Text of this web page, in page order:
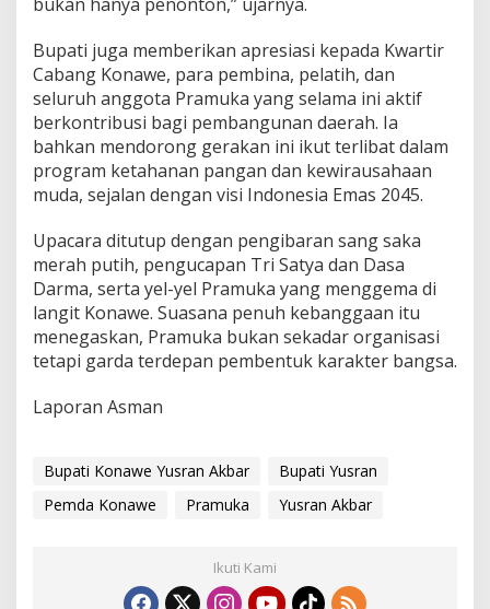
Bupati juga memberikan apresiasi kepada Kwartir
Cabang Konawe, para pembina, pelatih, dan
seluruh anggota Pramuka yang selama ini aktif
berkontribusi bagi pembangunan daerah. Ia
bahkan mendorong gerakan ini ikut terlibat dalam
program ketahanan pangan dan kewirausahaan
muda, sejalan dengan visi Indonesia Emas 2045.
Upacara ditutup dengan pengibaran sang saka
merah putih, pengucapan Tri Satya dan Dasa
Darma, serta yel-yel Pramuka yang menggema di
langit Konawe. Suasana penuh kebanggaan itu
menegaskan, Pramuka bukan sekadar organisasi
tetapi garda terdepan pembentuk karakter bangsa.
Laporan Asman
Bupati Konawe Yusran Akbar
Bupati Yusran
Pemda Konawe
Pramuka Yusran Akbar
Ikuti Kami